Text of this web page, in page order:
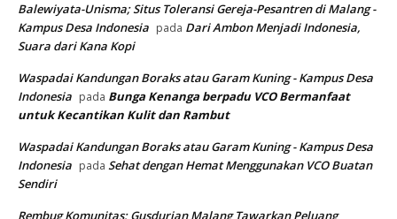
Balewiyata-Unisma; Situs Toleransi Gereja-Pesantren di Malang -
Kampus Desa Indonesia pada Dari Ambon Menjadi Indonesia,
Suara dari Kana Kopi
Waspadai Kandungan Boraks atau Garam Kuning - Kampus Desa
Indonesia pada Bunga Kenanga berpadu VCOBermanfaat
untuk Kecantikan Kulit dan Rambut
Waspadai Kandungan Boraks atau Garam Kuning - Kampus Desa
Indonesia pada Sehat dengan Hemat Menggunakan VCO Buatan
Sendiri
Rembug Komunitas; Gusdurian Malang Tawarkan Peluang